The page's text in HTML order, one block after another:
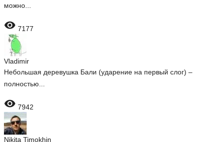
можно...
 7177
Vladimir
Небольшая деревушка Бали (ударение на первый слог) –
полностью...
 7942
Nikita Timokhin